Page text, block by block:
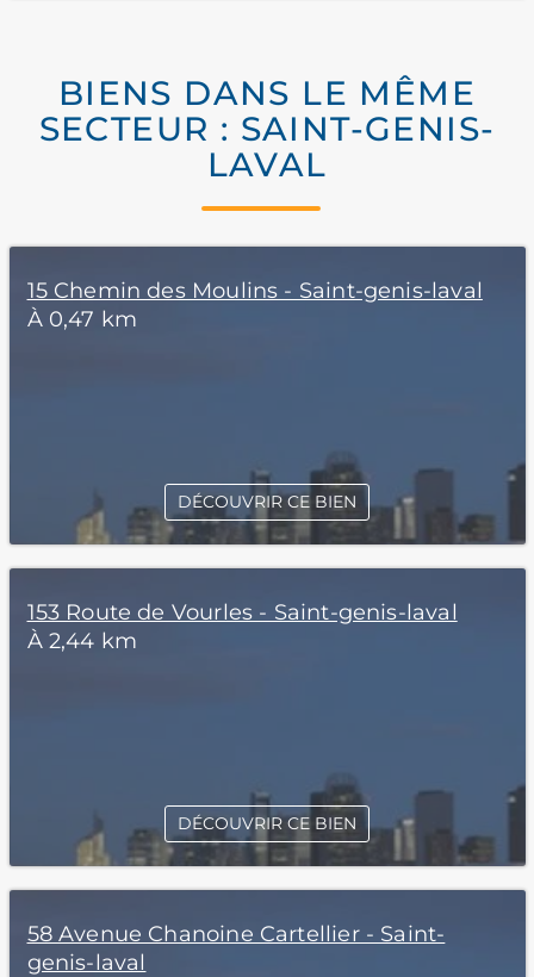
BIENS DANS LE MÊME
SECTEUR : SAINT-GENIS-
LAVAL
15 Chemin des Moulins - Saint-genis-laval
À 0,47 km
DÉCOUVRIR CE BIEN
153 Route de Vourles - Saint-genis-laval
À 2,44 km
DÉCOUVRIR CE BIEN
58 Avenue Chanoine Cartellier - Saint-
genis-laval